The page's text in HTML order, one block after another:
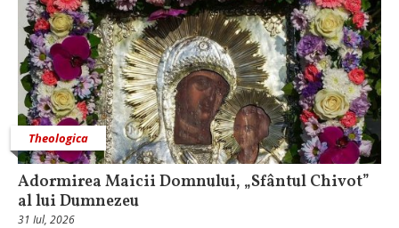
Theologica
Adormirea Maicii Domnului, „Sfântul Chivot”
al lui Dumnezeu
31 Iul, 2026